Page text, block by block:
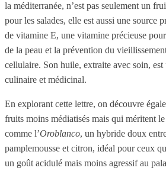
la méditerranée, n’est pas seulement un
pour les salades, elle est aussi une source
de vitamine E, une vitamine précieuse
de la peau et la prévention du
cellulaire. Son huile, extraite avec soin,
culinaire et médicinal.
En explorant cette lettre, on découvre
fruits moins médiatisés mais qui méritent le
comme l’Oroblanco, un hybride doux
pamplemousse et citron, idéal pour ceux
un goût acidulé mais moins agressif au